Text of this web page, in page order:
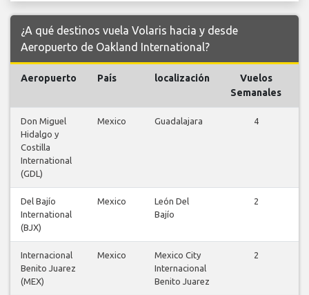
¿A qué destinos vuela Volaris hacia y desde
Aeropuerto de Oakland International?
Aeropuerto País localización
Vuelos
Semanales
Don Miguel
Hidalgo y
Costilla
International
(GDL)
Mexico Guadalajara
4
Del Bajío
International
(BJX)
Mexico
León Del
Bajío
2
Internacional
Benito Juarez
(MEX)
Mexico
Mexico City
Internacional
Benito Juarez
2